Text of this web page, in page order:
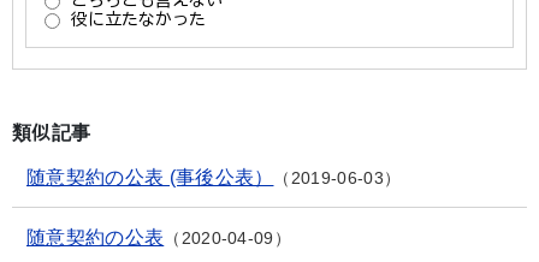
類似記事
随意契約の公表 (事後公表） 2019-06-03
随意契約の公表 2020-04-09